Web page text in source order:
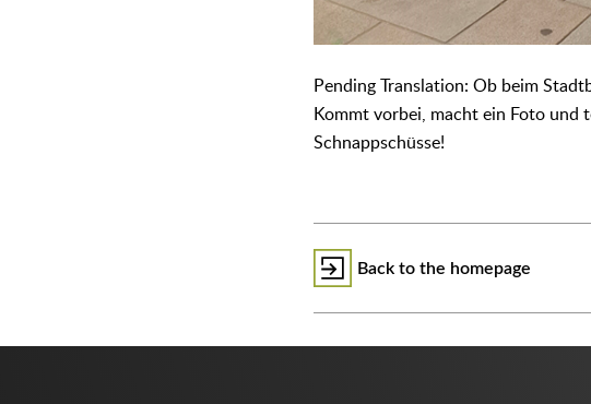
᠎Pending Translation: Ob beim
Kommt vorbei, macht ein Foto
Schnappschüsse!
Back to the homepage